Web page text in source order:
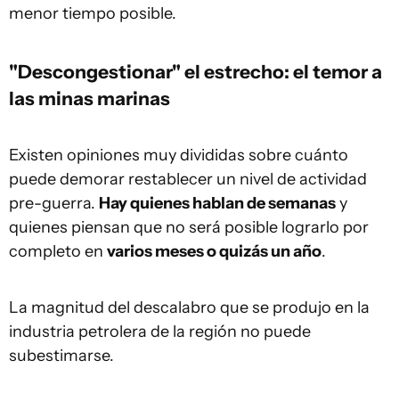
menor tiempo posible.
"Descongestionar" el estrecho: el temor a
las minas marinas
Existen opiniones muy divididas sobre cuánto
puede demorar restablecer un nivel de actividad
pre-guerra. Hay quienes hablan de semanasy
quienes piensan que no será posible lograrlo por
completo en varios meses o quizás un año.
La magnitud del descalabro que se produjo en la
industria petrolera de la región no puede
subestimarse.